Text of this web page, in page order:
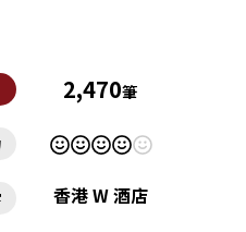
2,470筆
香港 W 酒店